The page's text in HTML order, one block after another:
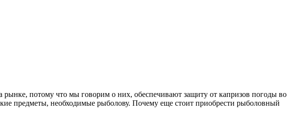
потому что мы говорим о них, обеспечивают защиту от капризов погоды во
предметы, необходимые рыболову. Почему еще стоит приобрести рыболовный